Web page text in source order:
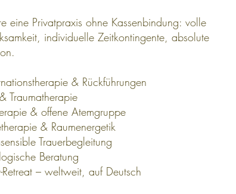
eine Privatpraxis ohne Kassenbindung: volle
individuelle Zeitkontingente, absolute
& Rückführungen
Traumatherapie
& offene Atemgruppe
& Raumenergetik
Trauerbegleitung
Beratung
Retreat – weltweit, auf Deutsch